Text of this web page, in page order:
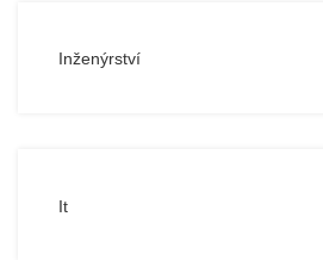
Inženýrství
It